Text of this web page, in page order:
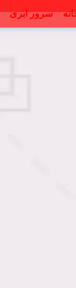
سرور ابری